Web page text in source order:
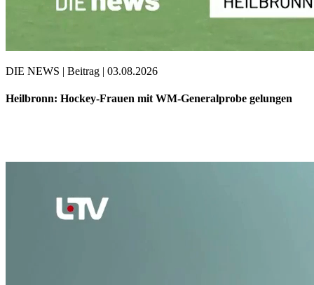
DIE NEWS | Beitrag | 03.08.2026
Heilbronn: Hockey-Frauen mit WM-Generalprobe gelungen